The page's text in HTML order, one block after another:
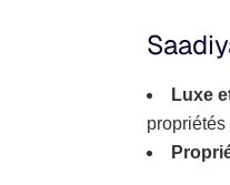
Luxe
propriétés